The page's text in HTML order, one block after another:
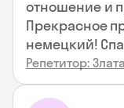
отношение и
Прекрасное
немецкий!
Репетитор: Злата